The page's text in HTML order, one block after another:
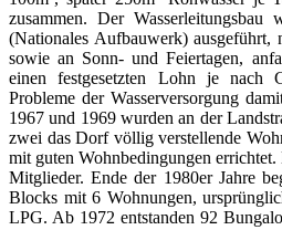
zusammen. Der
(Nationales Aufbauwerk) ausgeführt,
sowie an Sonn- und Feiertagen,
einen festgesetzten Lohn je nach
Probleme der Wasserversorgung
1967 und 1969 wurden an der
zwei das Dorf völlig verstellende
mit guten Wohnbedingungen
Mitglieder. Ende der 1980er Jahre
Blocks mit 6 Wohnungen,
LPG. Ab 1972 entstanden 92